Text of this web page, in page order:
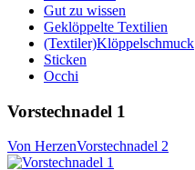
Gut zu wissen
Geklöppelte Textilien
(Textiler)Klöppelschmuck
Sticken
Occhi
Vorstechnadel 1
Von HerzenVorstechnadel 2